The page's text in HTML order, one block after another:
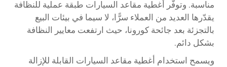
مناسبة. وتوفّر أغطية مقاعد السيارات طبقة عملية للنظافة
يقدّرها العديد من العملاء سرًّا، لا سيما في بيئات البيع
بالتجزئة بعد جائحة كورونا، حيث ارتفعت معايير النظافة
بشكل دائم.
ويسمح استخدام أغطية مقاعد السيارات القابلة للإزالة